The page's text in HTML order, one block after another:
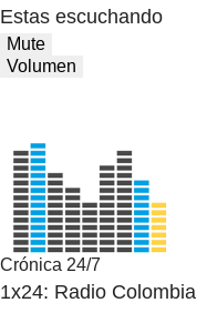
Estas escuchando
Mute
Volumen
Crónica 24/7
1x24: Radio Colombia